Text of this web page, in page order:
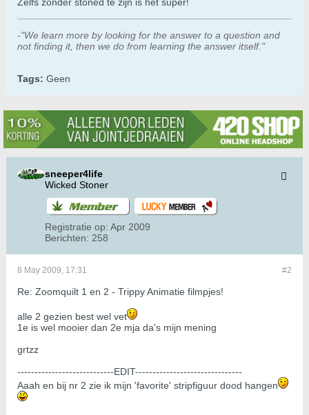
-"We learn more by looking for the answer to a question and
not finding it, then we do from learning the answer itself."
Tags: Geen
sneeper4life
Wicked Stoner
Registratie op: Apr 2009
Berichten: 258
#2
8 May 2009, 17:31
Re: Zoomquilt 1 en 2 - Trippy Animatie filmpjes!
alle 2 gezien best wel vet
1e is wel mooier dan 2e mja da's mijn mening
grtzz
----------------------------EDIT-------------------------------
Aaah en bij nr 2 zie ik mijn 'favorite' stripfiguur dood hangen